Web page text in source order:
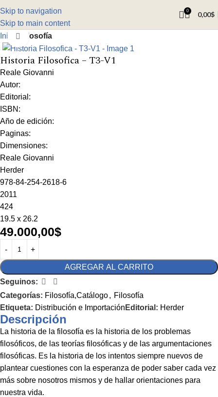
Skip to navigation
Skip to main content
0 0,00$
Inicio Filosofía
Click to enlarge
Historia Filosofica – T3-V1
Reale Giovanni
Autor:
Editorial:
ISBN:
Año de edición:
Paginas:
Dimensiones:
Reale Giovanni
Herder
978-84-254-2618-6
2011
424
19.5 x 26.2
49.000,00$
AGREGAR AL CARRITO
Seguinos:
Categorías: Filosofía,Catálogo, Filosofía
Etiqueta: Distribución e Importación Editorial: Herder
Descripción
La historia de la filosofía es la historia de los problemas
filosóficos, de las teorías filosóficas y de las argumentaciones
filosóficas. Es la historia de los intentos siempre nuevos de
plantear cuestiones con la esperanza de poder saber cada vez
más sobre nosotros mismos y de hallar orientaciones para
nuestra vida.